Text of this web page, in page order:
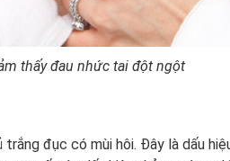
thấy đau nhức tai đột ngột
đục có mùi hôi. Đây là dấu